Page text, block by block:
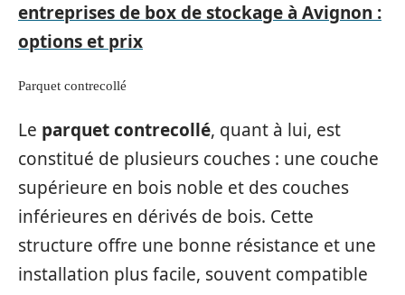
entreprises de box de stockage à Avignon :
options et prix
Parquet contrecollé
Le parquet contrecollé, quant à lui, est
constitué de plusieurs couches : une couche
supérieure en bois noble et des couches
inférieures en dérivés de bois. Cette
structure offre une bonne résistance et une
installation plus facile, souvent compatible